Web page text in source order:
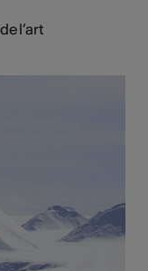
l’art